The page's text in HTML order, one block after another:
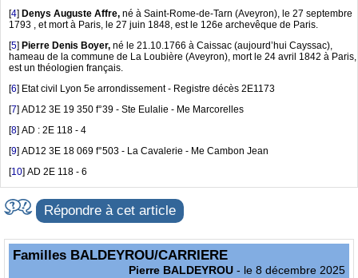
[4] Denys Auguste Affre, né à Saint-Rome-de-Tarn (Aveyron), le 27 septembre
1793 , et mort à Paris, le 27 juin 1848, est le 126e archevêque de Paris.
[5] Pierre Denis Boyer, né le 21.10.1766 à Caissac (aujourd’hui Cayssac),
hameau de la commune de La Loubière (Aveyron), mort le 24 avril 1842 à Paris,
est un théologien français.
[6] Etat civil Lyon 5e arrondissement - Registre décès 2E1173
[7] AD12 3E 19 350 f°39 - Ste Eulalie - Me Marcorelles
[8] AD : 2E 118 - 4
[9] AD12 3E 18 069 f°503 - La Cavalerie - Me Cambon Jean
[10] AD 2E 118 - 6
Répondre à cet article
Familles BALDEYROU/CARRIERE
Pierre BALDEYROU - le 8 décembre 2025